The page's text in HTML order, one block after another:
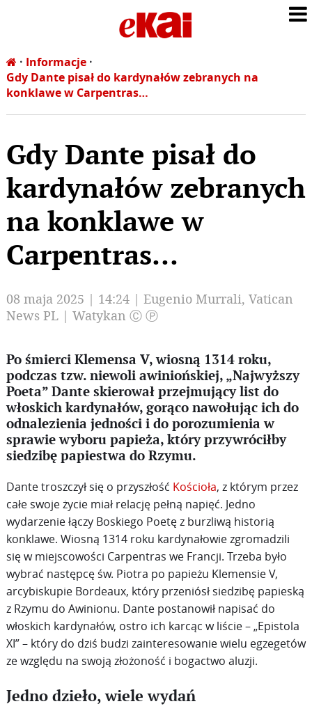
Informacje
Gdy Dante pisał do kardynałów zebranych na
konklawe w Carpentras…
Gdy Dante pisał do
kardynałów zebranych
na konklawe w
Carpentras…
08 maja 2025 | 14:24 | Eugenio Murrali, Vatican
News PL | Watykan Ⓒ Ⓟ
Po śmierci Klemensa V, wiosną 1314 roku,
podczas tzw. niewoli awiniońskiej, „Najwyższy
Poeta” Dante skierował przejmujący list do
włoskich kardynałów, gorąco nawołując ich do
odnalezienia jedności i do porozumienia w
sprawie wyboru papieża, który przywróciłby
siedzibę papiestwa do Rzymu.
Dante troszczył się o przyszłość Kościoła, z którym przez
całe swoje życie miał relację pełną napięć. Jedno
wydarzenie łączy Boskiego Poetę z burzliwą historią
konklawe. Wiosną 1314 roku kardynałowie zgromadzili
się w miejscowości Carpentras we Francji. Trzeba było
wybrać następcę św. Piotra po papieżu Klemensie V,
arcybiskupie Bordeaux, który przeniósł siedzibę papieską
z Rzymu do Awinionu. Dante postanowił napisać do
włoskich kardynałów, ostro ich karcąc w liście – „Epistola
XI” – który do dziś budzi zainteresowanie wielu egzegetów
ze względu na swoją złożoność i bogactwo aluzji.
Jedno dzieło, wiele wydań